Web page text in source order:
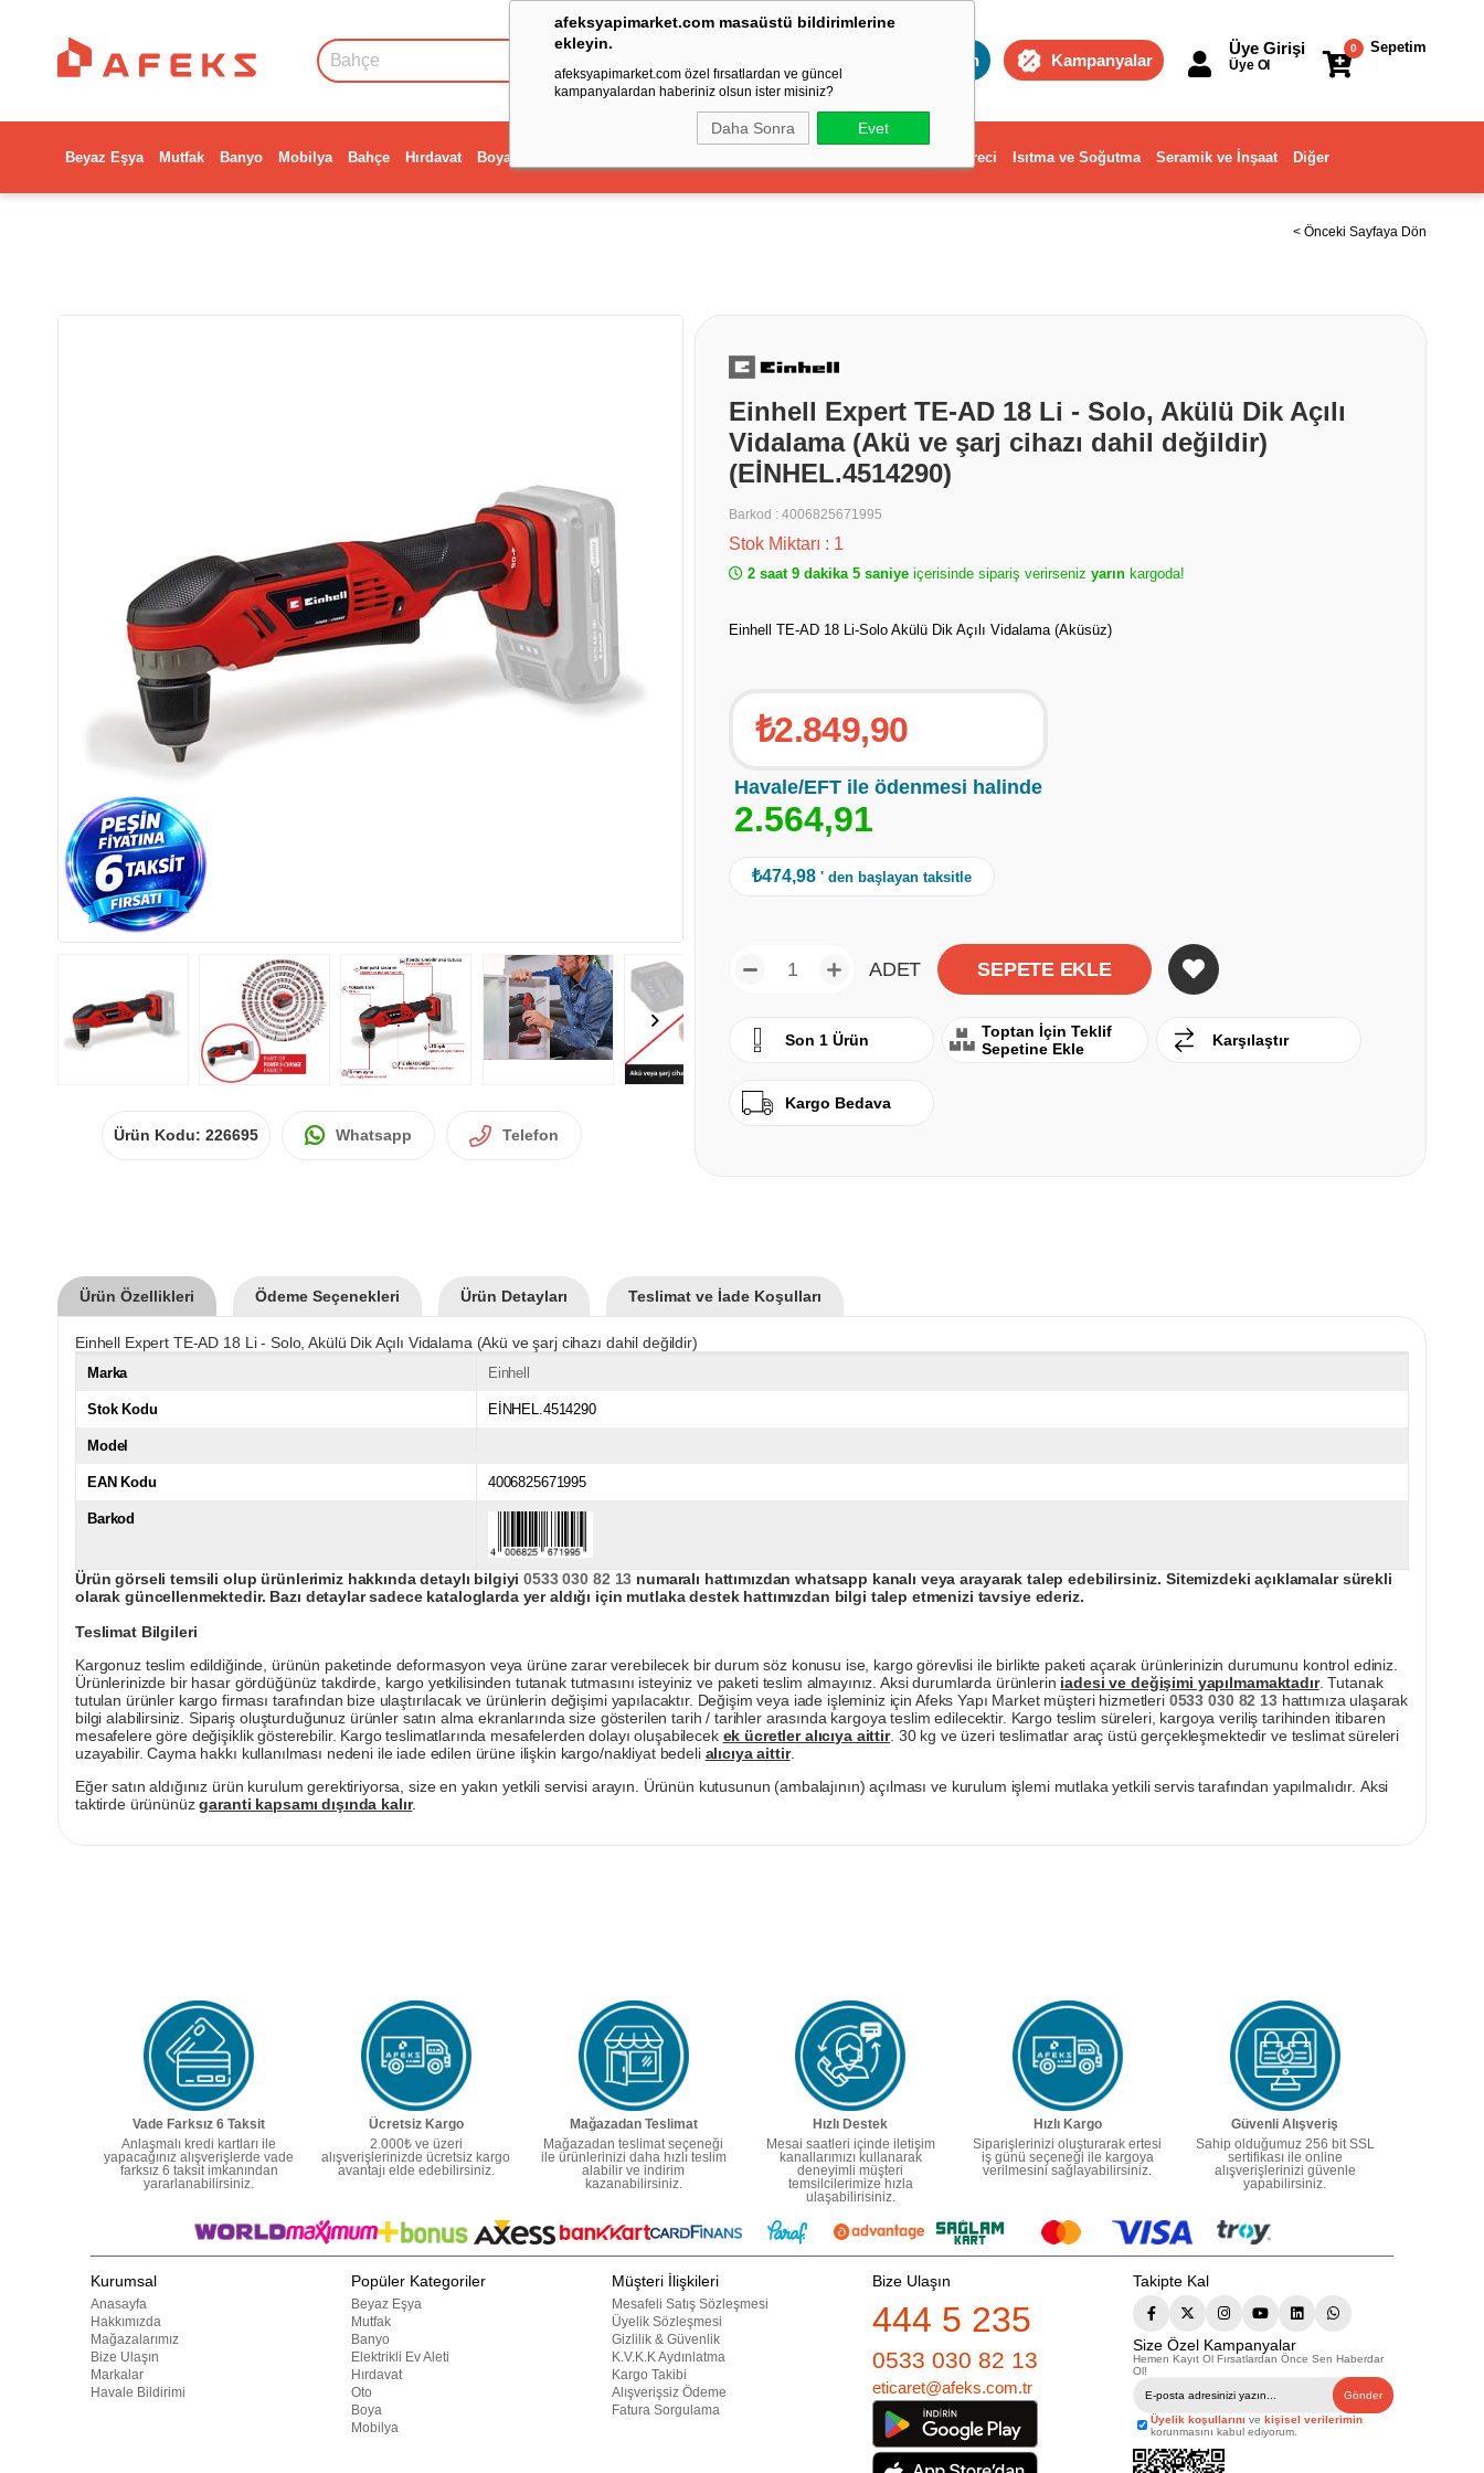
afeksyapimarket.com masaüstü bildirimlerine
ekleyin.
afeksyapimarket.com özel fırsatlardan ve güncel
kampanyalardan haberiniz olsun ister misiniz?
Daha Sonra Evet
Toptan Kampanyalar
Sepetim
0
Üye Girişi
Üye Ol
Beyaz Eşya Mutfak Banyo Mobilya Bahçe Hırdavat Boya Dekorasyon ve Ev Gereci Isıtma ve Soğutma Seramik ve İnşaat Diğer
< Önceki Sayfaya Dön
Ürün Kodu: 226695 Whatsapp Telefon
Einhell Expert TE-AD 18 Li - Solo, Akülü Dik Açılı
Vidalama (Akü ve şarj cihazı dahil değildir)
(EİNHEL.4514290)
Barkod : 4006825671995
Stok Miktarı : 1
2 saat 9 dakika 4 saniye içerisinde sipariş verirseniz yarın kargoda!
Einhell TE-AD 18 Li-Solo Akülü Dik Açılı Vidalama (Aküsüz)
₺2.849,90
Havale/EFT ile ödenmesi halinde
2.564,91
₺474,98 ' den başlayan taksitle
ADET
Son 1 Ürün
Toptan İçin Teklif
Sepetine Ekle
Karşılaştır
Kargo Bedava
Ürün Özellikleri Ödeme Seçenekleri Ürün Detayları Teslimat ve İade Koşulları
Einhell Expert TE-AD 18 Li - Solo, Akülü Dik Açılı Vidalama (Akü ve şarj cihazı dahil değildir)
Marka Einhell
Stok Kodu EİNHEL.4514290
Model
EAN Kodu 4006825671995
Barkod
Ürün görseli temsili olup ürünlerimiz hakkında detaylı bilgiyi0533 030 82 13 numaralı hattımızdan whatsapp kanalı veya arayarak talep edebilirsiniz. Sitemizdeki açıklamalar sürekli
olarak güncellenmektedir. Bazı detaylar sadece kataloglarda yer aldığı için mutlaka destek hattımızdan bilgi talep etmenizi tavsiye ederiz.
Teslimat Bilgileri
Kargonuz teslim edildiğinde, ürünün paketinde deformasyon veya ürüne zarar verebilecek bir durum söz konusu ise, kargo görevlisi ile birlikte paketi açarak ürünlerinizin durumunu kontrol ediniz.
Ürünlerinizde bir hasar gördüğünüz takdirde, kargo yetkilisinden tutanak tutmasını isteyiniz ve paketi teslim almayınız. Aksi durumlarda ürünlerin iadesi ve değişimi yapılmamaktadır. Tutanak
tutulan ürünler kargo firması tarafından bize ulaştırılacak ve ürünlerin değişimi yapılacaktır. Değişim veya iade işleminiz için Afeks Yapı Market müşteri hizmetleri 0533 030 82 13hattımıza ulaşarak
bilgi alabilirsiniz. Sipariş oluşturduğunuz ürünler satın alma ekranlarında size gösterilen tarih / tarihler arasında kargoya teslim edilecektir. Kargo teslim süreleri, kargoya veriliş tarihinden itibaren
mesafelere göre değişiklik gösterebilir. Kargo teslimatlarında mesafelerden dolayı oluşabilecek ek ücretler alıcıya aittir. 30 kg ve üzeri teslimatlar araç üstü gerçekleşmektedir ve teslimat süreleri
uzayabilir. Cayma hakkı kullanılması nedeni ile iade edilen ürüne ilişkin kargo/nakliyat bedeli alıcıya aittir.
Eğer satın aldığınız ürün kurulum gerektiriyorsa, size en yakın yetkili servisi arayın. Ürünün kutusunun (ambalajının) açılması ve kurulum işlemi mutlaka yetkili servis tarafından yapılmalıdır. Aksi
taktirde ürününüzgaranti kapsamı dışında kalır.
Vade Farksız 6 Taksit
Anlaşmalı kredi kartları ile
yapacağınız alışverişlerde vade
farksız 6 taksit imkanından
yararlanabilirsiniz.
Ücretsiz Kargo
2.000₺ ve üzeri
alışverişlerinizde ücretsiz kargo
avantajı elde edebilirsiniz.
Mağazadan Teslimat
Mağazadan teslimat seçeneği
ile ürünlerinizi daha hızlı teslim
alabilir ve indirim
kazanabilirsiniz.
Hızlı Destek
Mesai saatleri içinde iletişim
kanallarımızı kullanarak
deneyimli müşteri
temsilcilerimize hızla
ulaşabilirisiniz.
Hızlı Kargo
Siparişlerinizi oluşturarak ertesi
iş günü seçeneği ile kargoya
verilmesini sağlayabilirsiniz.
Güvenli Alışveriş
Sahip olduğumuz 256 bit SSL
sertifikası ile online
alışverişlerinizi güvenle
yapabilirsiniz.
Kurumsal
Anasayfa
Hakkımızda
Mağazalarımız
Bize Ulaşın
Markalar
Havale Bildirimi
Popüler Kategoriler
Beyaz Eşya
Mutfak
Banyo
Elektrikli Ev Aleti
Hırdavat
Oto
Boya
Mobilya
Müşteri İlişkileri
Mesafeli Satış Sözleşmesi
Üyelik Sözleşmesi
Gizlilik & Güvenlik
K.V.K.K Aydınlatma
Kargo Takibi
Alışverişsiz Ödeme
Fatura Sorgulama
Bize Ulaşın
444 5 235
0533 030 82 13
eticaret@afeks.com.tr
Takipte Kal
Size Özel Kampanyalar
Hemen Kayıt Ol Fırsatlardan Önce Sen Haberdar
Ol!
Gönder
Üyelik koşullarını ve kişisel verilerimin
korunmasını kabul ediyorum.